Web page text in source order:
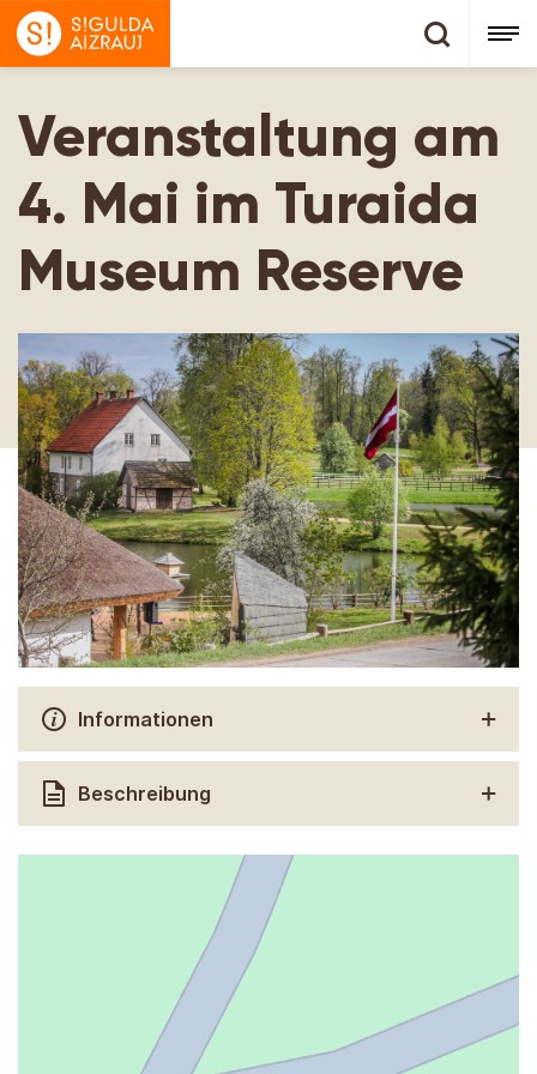
Veranstaltung am
4. Mai im Turaida
Museum Reserve
Informationen
Beschreibung